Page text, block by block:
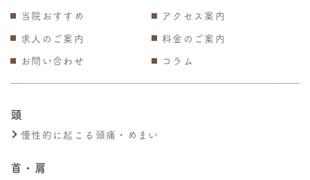
当院おすすめ
アクセス案内
求人のご案内
料金のご案内
お問い合わせ
コラム
頭
慢性的に起こる頭痛・めまい
首・肩